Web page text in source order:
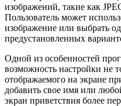
изображений, такие как
Пользователь может
изображение или выбрать
предустановленных
Одной из особенностей
возможность настройки не
отображаемого на экране
добавить свое имя или
экран приветствия более